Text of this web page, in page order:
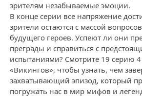
зрителям незабываемые эмоции.
В конце серии все напряжение
зрители остаются с массой
будущего героев. Успеют ли они
преграды и справиться с
испытаниями? Смотрите 19 серию 4
«Викингов», чтобы узнать, чем
захватывающий эпизод, который
погружать нас в мир мифов и